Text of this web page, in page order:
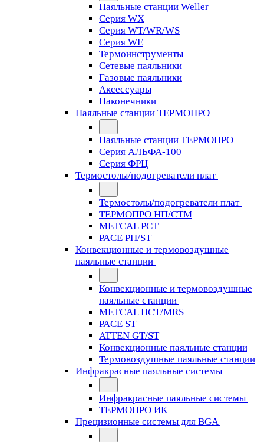
Паяльные станции Weller
Серия WX
Серия WT/WR/WS
Серия WE
Термоинструменты
Сетевые паяльники
Газовые паяльники
Аксессуары
Наконечники
Паяльные станции ТЕРМОПРО
Паяльные станции ТЕРМОПРО
Серия АЛЬФА-100
Серия ФРЦ
Термостолы/подогреватели плат
Термостолы/подогреватели плат
ТЕРМОПРО НП/СТМ
METCAL PCT
PACE PH/ST
Конвекционные и термовоздушные
паяльные станции
Конвекционные и термовоздушные
паяльные станции
METCAL HCT/MRS
PACE ST
ATTEN GT/ST
Конвекционные паяльные станции
Термовоздушные паяльные станции
Инфракрасные паяльные системы
Инфракрасные паяльные системы
ТЕРМОПРО ИК
Прецизионные системы для BGA